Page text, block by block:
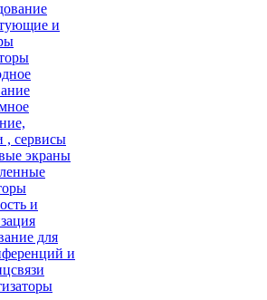
и
, сервисы
экраны
и
для
и